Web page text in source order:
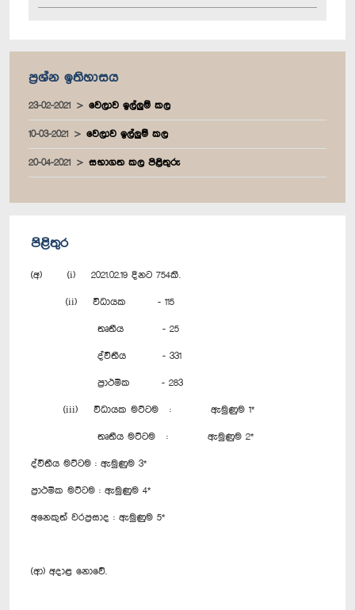
ප්‍රශ්න ඉතිහාසය
23-02-2021 වෙලාව ඉල්ලුම් කල
10-03-2021 වෙලාව ඉල්ලුම් කල
20-04-2021 සභාගත කල පිළිතුරු
පිළිතුර
(අ) (i) 2021.02.19 දිනට 754කි.
(ii) විධායක - 115
තෘතීය - 25
ද්වීතීය - 331
ප්‍රාථමික - 283
(iii) විධායක මට්ටම : ඇමුණුම 1*
තෘතීය මට්ටම : ඇමුණුම 2*
ද්වීතීය මට්ටම : ඇමුණුම 3*
ප්‍රාථමික මට්ටම : ඇමුණුම 4*
අනෙකුත් වරප්‍රසාද : ඇමුණුම 5*
(ආ) අදාළ නොවේ.